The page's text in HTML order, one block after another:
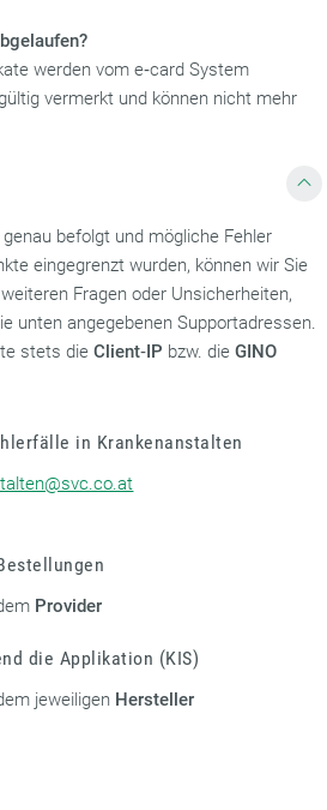
werden vom e‑card System
vermerkt und können nicht mehr
befolgt und mögliche Fehler
eingegrenzt wurden, können wir Sie
Fragen oder Unsicherheiten,
unten angegebenen Supportadressen.
stets dieClient‑IP bzw. dieGINO
in Krankenanstalten
Provider
die Applikation (KIS)
jeweiligen Hersteller